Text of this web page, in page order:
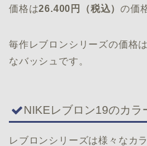
価格は26.400円（税込）の価
毎作レブロンシリーズの価格
なバッシュです。
NIKEレブロン19のカラ
レブロンシリーズは様々なカ